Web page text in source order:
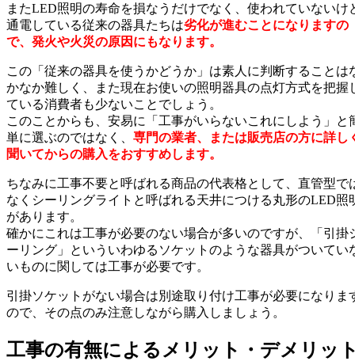
またLED照明の寿命を損なうだけでなく、使われていないけ
通電している従来の器具たちは劣化が進むことになりますの
で、発火や火災の原因にもなります。
この「従来の器具を使うかどうか」は素人に判断することは
かなか難しく、また現在お使いの照明器具の点灯方式を把握
ている消費者も少ないことでしょう。
このことからも、安易に「工事がいらないこれにしよう」と
単に選ぶのではなく、 専門の業者、または販売店の方に詳し
聞いてからの購入をおすすめします。
ちなみに工事不要と呼ばれる商品の代表格として、直管型で
なくシーリングライトと呼ばれる天井につける丸形のLED照
があります。
確かにこれは工事が必要のない場合が多いのですが、「引掛
ーリング」といういわゆるソケットのような器具がついてい
いものに関しては工事が必要です。
引掛ソケットがない場合は別途取り付け工事が必要になりま
ので、その点のみ注意しながら購入しましょう。
工事の有無によるメリット・デメリッ